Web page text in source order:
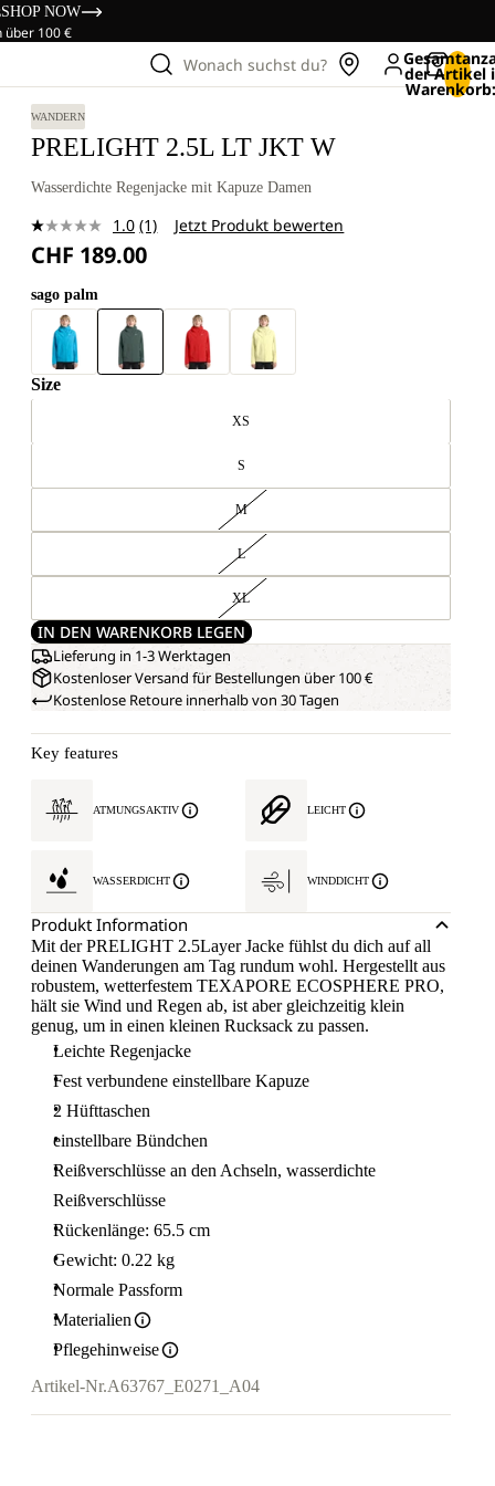
SHOP NOW
über 100 €
Wonach suchst du? der Artikel
WANDERN
PRELIGHT 2.5L LT JKT W
Wasserdichte Regenjacke mit Kapuze Damen
1.0 Bewertung
lesen.
Link
gleichen
(1) Jetzt Produkt bewerten
CHF 189.00
sago palm
Size
XS
S
M
L
XL
IN DEN WARENKORB LEGEN
Lieferung in 1-3 Werktagen
Kostenloser Versand für Bestellungen über 100 €
Kostenlose Retoure innerhalb von 30 Tagen
Key features
ATMUNGSAKTIV LEICHT
WASSERDICHT WINDDICHT
Produkt Information
Mit der PRELIGHT 2.5Layer Jacke fühlst du dich auf all
deinen Wanderungen am Tag rundum wohl. Hergestellt aus
robustem, wetterfestem TEXAPORE ECOSPHERE PRO,
hält sie Wind und Regen ab, ist aber gleichzeitig klein
genug, um in einen kleinen Rucksack zu passen.
Leichte Regenjacke
Fest verbundene einstellbare Kapuze
2 Hüfttaschen
einstellbare Bündchen
Reißverschlüsse an den Achseln, wasserdichte
Reißverschlüsse
Rückenlänge: 65.5 cm
Gewicht: 0.22 kg
Normale Passform
Materialien
Pflegehinweise
Artikel-Nr.A63767_E0271_A04